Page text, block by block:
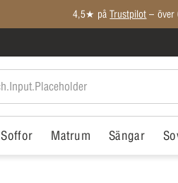
Medlemspriser
Soffor Matrum Sängar